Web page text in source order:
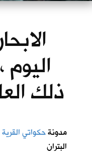
ذلك
مدونةحكواتي القرية
البتران